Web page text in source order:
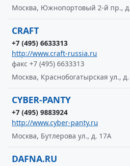
Москва, Южнопортовый 2-й пр.,
CRAFT
+7 (495) 6633313
http://www.craft-russia.ru
факс +7 (495) 6633313
Москва, Краснобогатырская ул.,
CYBER-PANTY
+7 (495) 9883924
http://www.cyber-panty.ru
Москва, Бутлерова ул., д. 17А
DAFNA.RU